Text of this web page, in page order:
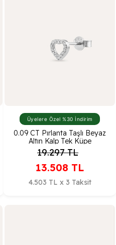
Üyelere Özel %30 İndirim
0.09 CT Pırlanta Taşlı Beyaz
Altın Kalp Tek Küpe
19.297TL
13.508 TL
4.503 TL x 3 Taksit